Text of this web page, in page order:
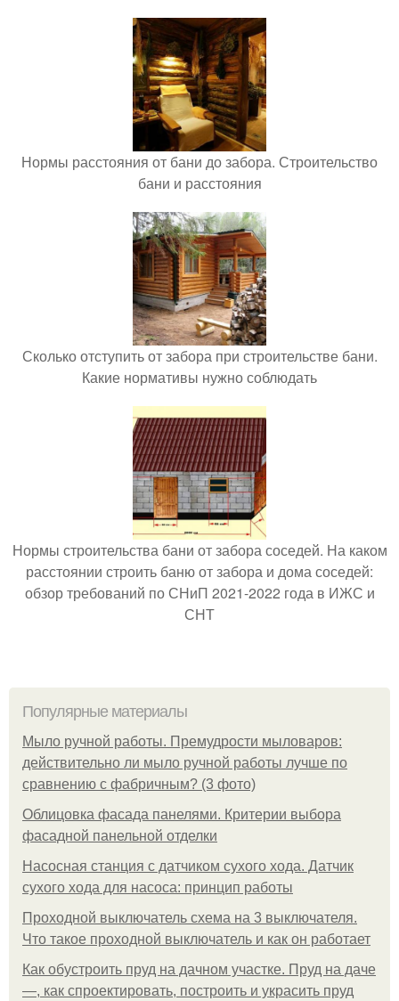
Нормы расстояния от бани до забора. Строительство
бани и расстояния
Сколько отступить от забора при строительстве бани.
Какие нормативы нужно соблюдать
Нормы строительства бани от забора соседей. На каком
расстоянии строить баню от забора и дома соседей:
обзор требований по СНиП 2021-2022 года в ИЖС и
СНТ
Популярные материалы
Мыло ручной работы. Премудрости мыловаров:
действительно ли мыло ручной работы лучше по
сравнению с фабричным? (3 фото)
Облицовка фасада панелями. Критерии выбора
фасадной панельной отделки
Насосная станция с датчиком сухого хода. Датчик
сухого хода для насоса: принцип работы
Проходной выключатель схема на 3 выключателя.
Что такое проходной выключатель и как он работает
Как обустроить пруд на дачном участке. Пруд на даче
—, как спроектировать, построить и украсить пруд